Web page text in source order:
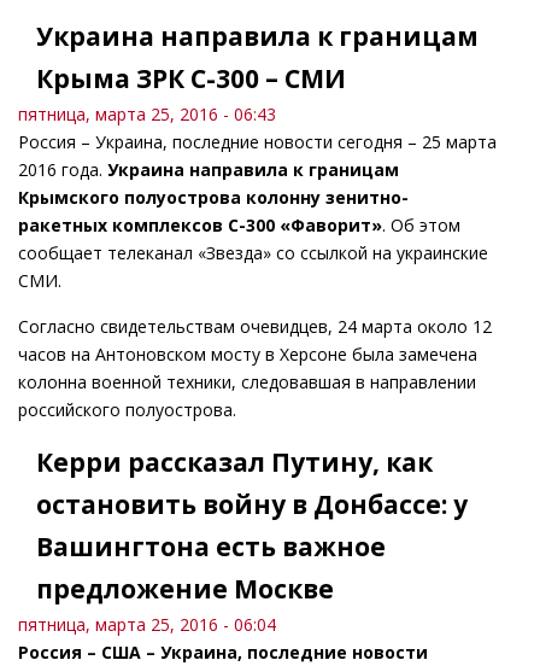
Украина направила к границам
Крыма ЗРК С-300 – СМИ
пятница, марта 25, 2016 - 06:43
Россия – Украина, последние новости сегодня – 25 марта
2016 года. Украина направила к границам
Крымского полуострова колонну зенитно-
ракетных комплексов С-300 «Фаворит». Об этом
сообщает телеканал «Звезда» со ссылкой на украинские
СМИ.
Согласно свидетельствам очевидцев, 24 марта около 12
часов на Антоновском мосту в Херсоне была замечена
колонна военной техники, следовавшая в направлении
российского полуострова.
Керри рассказал Путину, как
остановить войну в Донбассе: у
Вашингтона есть важное
предложение Москве
пятница, марта 25, 2016 - 06:04
Россия – США – Украина, последние новости